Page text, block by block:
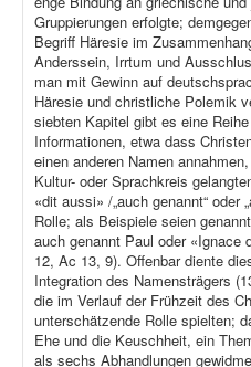
Gruppierungen erfolgte;
Begriff Häresie im
Anderssein, Irrtum und
man mit Gewinn auf
Häresie und christliche Polemik
siebten Kapitel gibt es eine
Informationen, etwa dass
einen anderen Namen
Kultur- oder Sprachkreis
«dit aussi» /„auch genannt“ oder
Rolle; als Beispiele seien
auch genannt Paul oder «Ignace
12, Ac 13, 9). Offenbar diente
Integration des Namensträgers
die im Verlauf der Frühzeit des
unterschätzende Rolle spielten;
Ehe und die Keuschheit, ein
als sechs Abhandlungen